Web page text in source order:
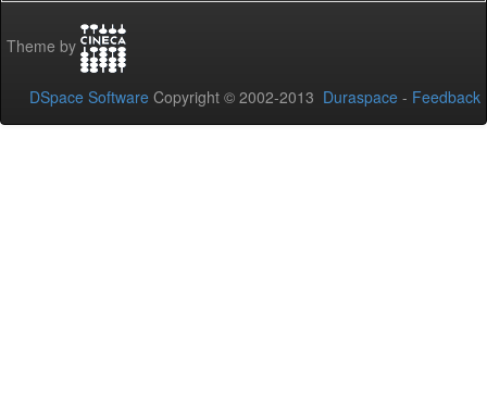
Theme by
DSpace Software Copyright © 2002-2013 Duraspace - Feedback